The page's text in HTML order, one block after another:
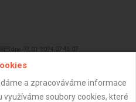
dne 02.01.2024 07:45:07
a zpracováváme informace
využíváme soubory cookies, které